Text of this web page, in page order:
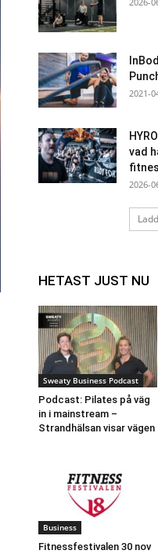
2021-
vad
2026-
HETAST JUST NU
Sweaty Business Podcast
Podcast: Pilates på väg
in i mainstream –
Strandhälsan visar vägen
Business
Fitnessfestivalen 30 nov